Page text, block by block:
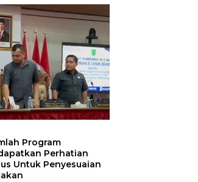
Program
Perhatian
Untuk Penyesuaian